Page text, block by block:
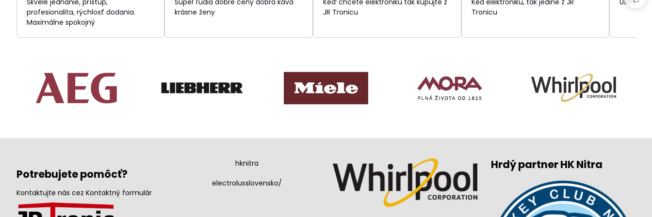
Skvelé jednanie, prístup,
profesionalita, rýchlosť dodania.
Maximálne spokojný
5
Super ľudia dobre ceny dobrá káva
krásne ženy
5
Keď chcete elektroniku tak kupujte z
JR Tronicu
5
Ked elektroniku, tak jedine z JR
Tronicu
Potrebujete pomôcť?
Kontaktujte nás cez Kontaktný formulár
hknitra
electroluxslovensko/
Hrdý partner HK Nitra